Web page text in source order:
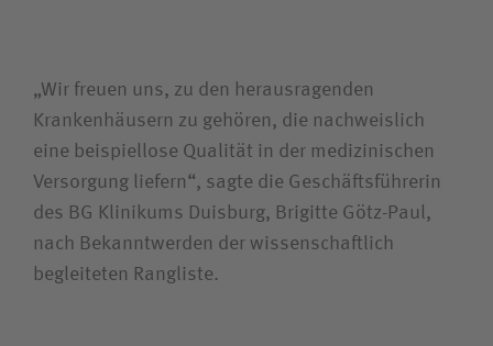
„Wir freuen uns, zu den herausragenden
Krankenhäusern zu gehören, die nachweislich
eine beispiellose Qualität in der medizinischen
Versorgung liefern“, sagte die Geschäftsführerin
des BG Klinikums Duisburg, Brigitte Götz-Paul,
nach Bekanntwerden der wissenschaftlich
begleiteten Rangliste.